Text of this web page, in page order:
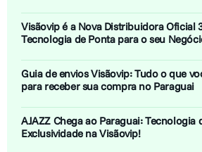
Visãovip é a Nova Distribuidora Oficial
Tecnologia de Ponta para o seu
Guia de envios Visãovip: Tudo o que
para receber sua compra no Paraguai
AJAZZ Chega ao Paraguai: Tecnologia
Exclusividade na Visãovip!